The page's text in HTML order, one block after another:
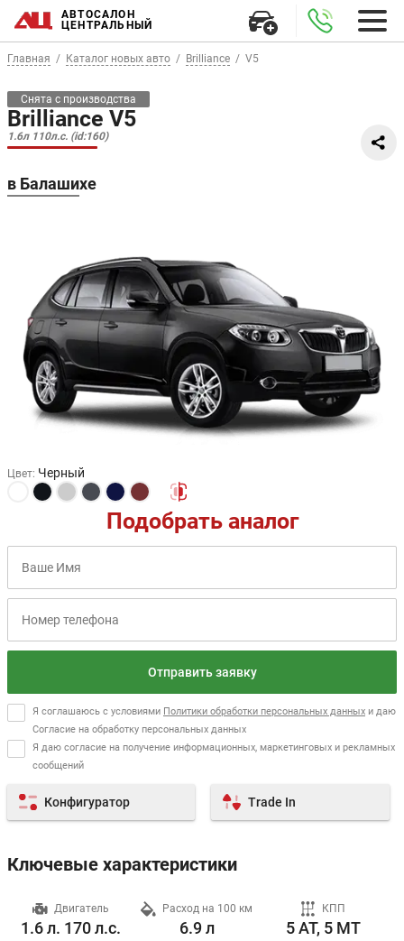
АВТОСАЛОН
ЦЕНТРАЛЬНЫЙ
Главная Каталог новых авто Brilliance V5
Снята с производства
Brilliance V5
1.6л 110л.с. (id:160)
в Балашихе
Цвет: Черный
Подобрать аналог
Отправить заявку
Я соглашаюсь с условиями Политики обработки персональных данных и даю
Согласие на обработку персональных данных
Я даю согласие на получение информационных, маркетинговых и рекламных
сообщений
Конфигуратор Trade In
Ключевые характеристики
Двигатель
1.6 л. 170 л.с.
Расход на 100 км
6.9 л
КПП
5 AT, 5 MT